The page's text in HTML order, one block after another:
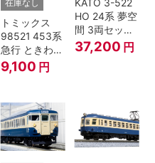
在庫なし
トミックス
98521 453系
急行 ときわ
増結3両セッ
ト Nゲージ
9,100 円
KATO 3-522
HO 24系 夢空
間 3両セット
HOゲージ
37,200 円